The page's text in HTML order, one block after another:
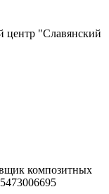
"Славянский
композитных